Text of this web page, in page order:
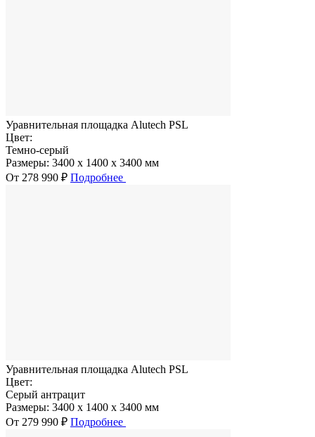
Уравнительная площадка Alutech PSL
Цвет:
Темно-серый
Размеры: 3400 x 1400 x 3400 мм
От 278 990 ₽ Подробнее
Уравнительная площадка Alutech PSL
Цвет:
Серый антрацит
Размеры: 3400 x 1400 x 3400 мм
От 279 990 ₽ Подробнее